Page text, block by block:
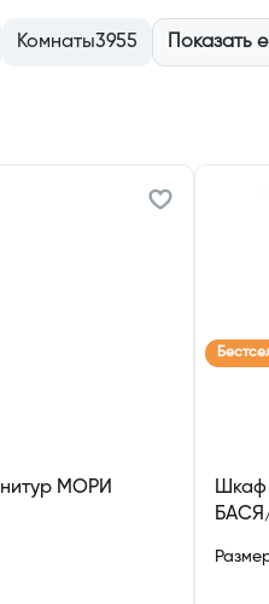
Комнаты3955 Показать
МОРИ
Шкаф